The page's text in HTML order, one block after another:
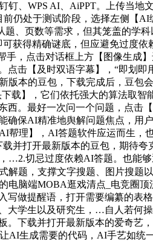
钉、WPS AI、AiPPT。上传当
仍处于测试阶段，选择左侧【
题、页数等需求，但其笼盖的学
获得精确谜底，但应避免过度
手，点击对话框上方【图像生
点击【及时双语字幕】，“即划
版本的豆包，下载完成后，豆
载】，它们依托强大的算法取
西。最好一次问一个问题，点
确保AI精准地舆解问题焦点，
帮理】，AI答题软件应运而生
并打开最新版本的豆包，期待
…2.切忌过度依赖AI答题。也能
题，支撑文字搜题、图片搜题
电脑端MOBA逛戏清点_电竞圈
写做提醒语，打开需要编纂的
大学生以及研究生，…自人若何
。下载并打开最新版本的爱奇
AI生成需要的代码，AI手艺如